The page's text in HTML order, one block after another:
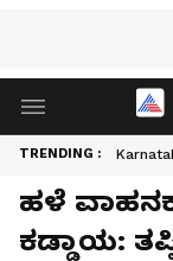
TRENDING :
ಹಳೆ
ಕಡ್ಡಾಯ: